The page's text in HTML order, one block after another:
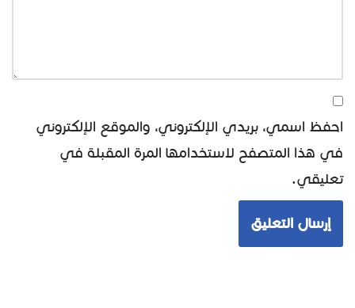
احفظ اسمي، بريدي الإلكتروني، والموقع الإلكتروني
في هذا المتصفح لاستخدامها المرة المقبلة في
تعليقي.